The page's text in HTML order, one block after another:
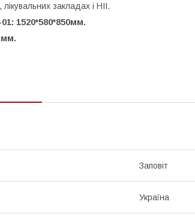
закладах і НІІ.
1520*580*850мм.
мм.
Заповіт
Україна